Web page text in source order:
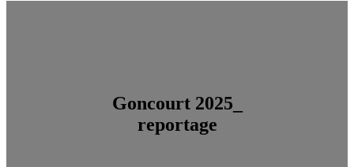
Goncourt 2025_
reportage